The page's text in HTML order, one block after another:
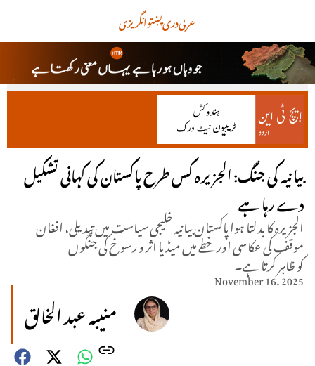
انگریزیپښتودریعربی
بیانیہ کی جنگ: الجزیرہ کس طرح پاکستان کی کہانی تشکیل
دے رہا ہے
الجزیرہ کا بدلتا ہوا پاکستان بیانیہ خلیجی سیاست میں تبدیلی، افغان
موقف کی عکاسی اور خطے میں میڈیا اثر و رسوخ کی جنگوں
کو ظاہر کرتا ہے۔
November 16, 2025
منیبہ عبد الخالق